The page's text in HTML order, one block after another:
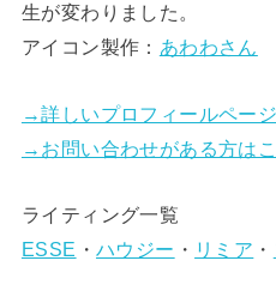
生が変わりました。
アイコン製作： あわわさん
→詳しいプロフィールペー
→お問い合わせがある方は
ライティング一覧
ESSE ・ ハウジー ・ リミア ・